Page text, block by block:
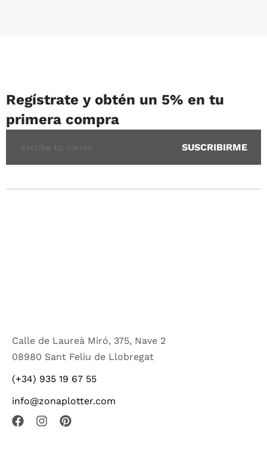
Regístrate y obtén un 5% en tu
primera compra
Calle de Laureà Miró, 375, Nave 2
08980 Sant Feliu de Llobregat
(+34) 935 19 67 55
info@zonaplotter.com